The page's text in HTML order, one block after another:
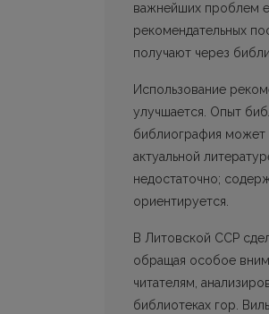
важнейших проблем
рекомендательных
получают через
Использование
улучшается. Опыт
библиография может
актуальной
недостаточно;
ориентируется.
В Литовской ССР
обращая особое
читателям,
библиотеках гор.